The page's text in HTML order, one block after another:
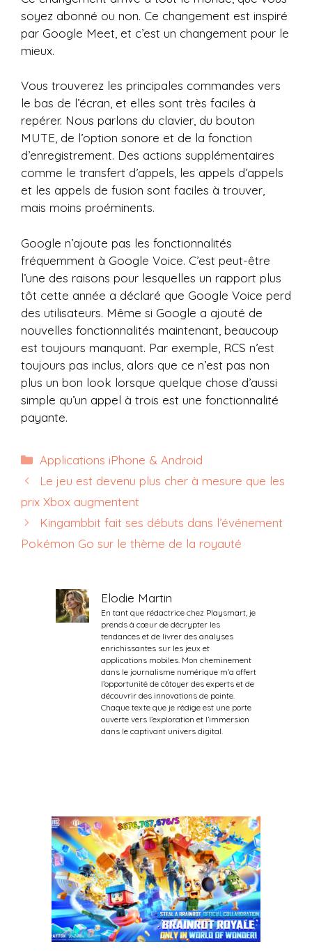
soyez abonné ou non. Ce changement est inspiré
par Google Meet, et c’est un changement pour le
mieux.
Vous trouverez les principales commandes vers
le bas de l’écran, et elles sont très faciles à
repérer. Nous parlons du clavier, du bouton
MUTE, de l’option sonore et de la fonction
d’enregistrement. Des actions supplémentaires
comme le transfert d’appels, les appels d’appels
et les appels de fusion sont faciles à trouver,
mais moins proéminents.
Google n’ajoute pas les fonctionnalités
fréquemment à Google Voice. C’est peut-être
l’une des raisons pour lesquelles un rapport plus
tôt cette année a déclaré que Google Voice perd
des utilisateurs. Même si Google a ajouté de
nouvelles fonctionnalités maintenant, beaucoup
est toujours manquant. Par exemple, RCS n’est
toujours pas inclus, alors que ce n’est pas non
plus un bon look lorsque quelque chose d’aussi
simple qu’un appel à trois est une fonctionnalité
payante.
Catégories
Applications iPhone & Android
Le jeu est devenu plus cher à mesure que les
prix Xbox augmentent
Kingambbit fait ses débuts dans l’événement
Pokémon Go sur le thème de la royauté
Elodie Martin
En tant que rédactrice chez Playsmart, je
prends à cœur de décrypter les
tendances et de livrer des analyses
enrichissantes sur les jeux et
applications mobiles. Mon cheminement
dans le journalisme numérique m’a offert
l’opportunité de côtoyer des experts et de
découvrir des innovations de pointe.
Chaque texte que je rédige est une porte
ouverte vers l’exploration et l’immersion
dans le captivant univers digital.